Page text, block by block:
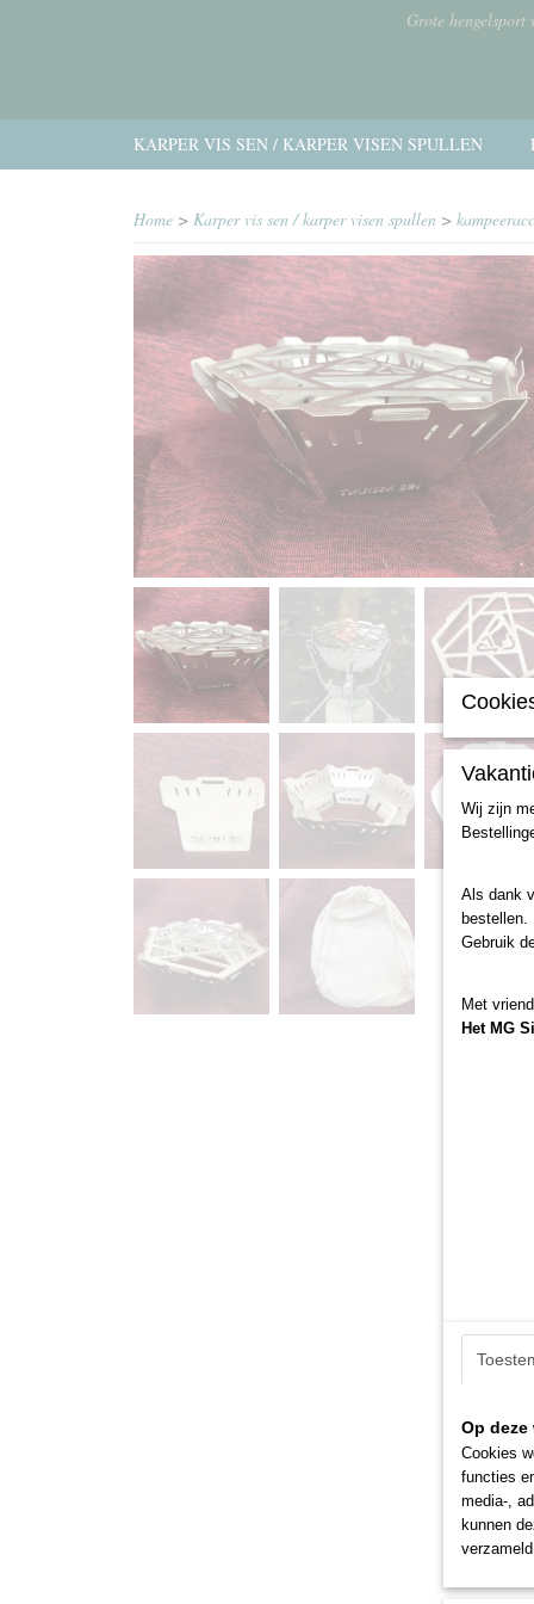
Grote
KARPER VIS SEN / KARPER VISEN SPULLEN
Home > Karper vis sen / karper visen spullen >
Wij zijn
Als dank
bestellen.
Gebruik
Met
Het MG
Op
Cookies
functies
media-,
kunnen